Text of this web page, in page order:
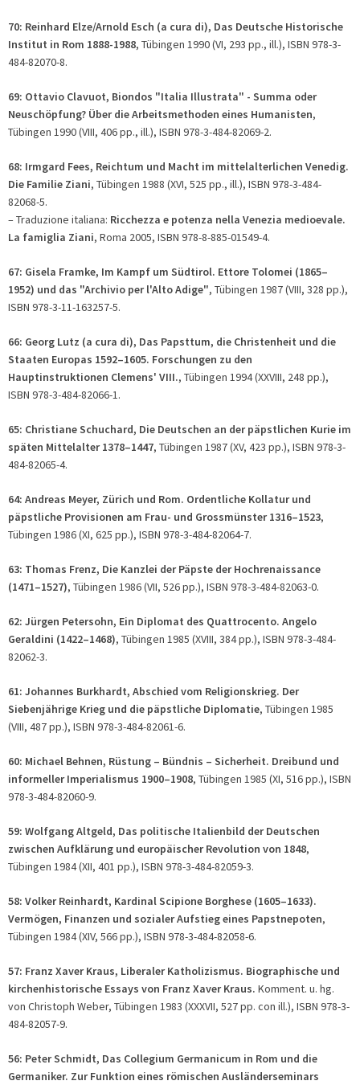
70: Reinhard Elze/Arnold Esch (a cura di), Das Deutsche Historische
Institut in Rom 1888-1988, Tübingen 1990 (VI, 293 pp., ill.), ISBN 978-3-
484-82070-8.
69: Ottavio Clavuot, Biondos "Italia Illustrata" - Summa oder
Neuschöpfung? Über die Arbeitsmethoden eines Humanisten,
Tübingen 1990 (VIII, 406 pp., ill.), ISBN 978-3-484-82069-2.
68: Irmgard Fees, Reichtum und Macht im mittelalterlichen Venedig.
Die Familie Ziani, Tübingen 1988 (XVI, 525 pp., ill.), ISBN 978-3-484-
82068-5.
– Traduzione italiana: Ricchezza e potenza nella Venezia medioevale.
La famiglia Ziani, Roma 2005, ISBN 978-8-885-01549-4.
67: Gisela Framke, Im Kampf um Südtirol. Ettore Tolomei (1865–
1952) und das "Archivio per l'Alto Adige", Tübingen 1987 (VIII, 328 pp.),
ISBN 978-3-11-163257-5.
66: Georg Lutz (a cura di), Das Papsttum, die Christenheit und die
Staaten Europas 1592–1605. Forschungen zu den
Hauptinstruktionen Clemens' VIII., Tübingen 1994 (XXVIII, 248 pp.),
ISBN 978-3-484-82066-1.
65: Christiane Schuchard, Die Deutschen an der päpstlichen Kurie im
späten Mittelalter 1378–1447, Tübingen 1987 (XV, 423 pp.), ISBN 978-3-
484-82065-4.
64: Andreas Meyer, Zürich und Rom. Ordentliche Kollatur und
päpstliche Provisionen am Frau- und Grossmünster 1316–1523,
Tübingen 1986 (XI, 625 pp.), ISBN 978-3-484-82064-7.
63: Thomas Frenz, Die Kanzlei der Päpste der Hochrenaissance
(1471–1527), Tübingen 1986 (VII, 526 pp.), ISBN 978-3-484-82063-0.
62: Jürgen Petersohn, Ein Diplomat des Quattrocento. Angelo
Geraldini (1422–1468), Tübingen 1985 (XVIII, 384 pp.), ISBN 978-3-484-
82062-3.
61: Johannes Burkhardt, Abschied vom Religionskrieg. Der
Siebenjährige Krieg und die päpstliche Diplomatie, Tübingen 1985
(VIII, 487 pp.), ISBN 978-3-484-82061-6.
60: Michael Behnen, Rüstung – Bündnis – Sicherheit. Dreibund und
informeller Imperialismus 1900–1908, Tübingen 1985 (XI, 516 pp.), ISBN
978-3-484-82060-9.
59: Wolfgang Altgeld, Das politische Italienbild der Deutschen
zwischen Aufklärung und europäischer Revolution von 1848,
Tübingen 1984 (XII, 401 pp.), ISBN 978-3-484-82059-3.
58: Volker Reinhardt, Kardinal Scipione Borghese (1605–1633).
Vermögen, Finanzen und sozialer Aufstieg eines Papstnepoten,
Tübingen 1984 (XIV, 566 pp.), ISBN 978-3-484-82058-6.
57: Franz Xaver Kraus, Liberaler Katholizismus. Biographische und
kirchenhistorische Essays von Franz Xaver Kraus. Komment. u. hg.
von Christoph Weber, Tübingen 1983 (XXXVII, 527 pp. con ill.), ISBN 978-3-
484-82057-9.
56: Peter Schmidt, Das Collegium Germanicum in Rom und die
Germaniker. Zur Funktion eines römischen Ausländerseminars